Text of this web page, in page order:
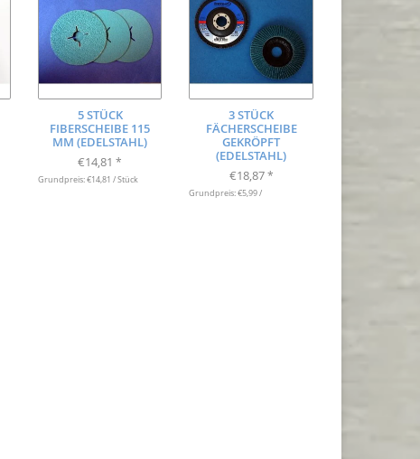
5 STÜCK
FIBERSCHEIBE 115
MM (EDELSTAHL)
€14,81*
Grundpreis: €14,81 / Stück
3 STÜCK
FÄCHERSCHEIBE
GEKRÖPFT
(EDELSTAHL)
€18,87 *
Grundpreis: €5,99 /